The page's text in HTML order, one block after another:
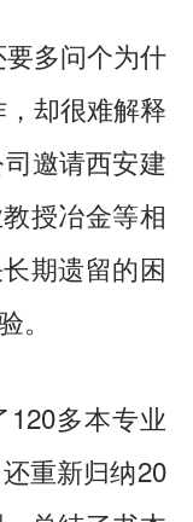
多问个为什
却很难解释
邀请西安建
授冶金等相
期遗留的困
。
多本专业
重新归纳20